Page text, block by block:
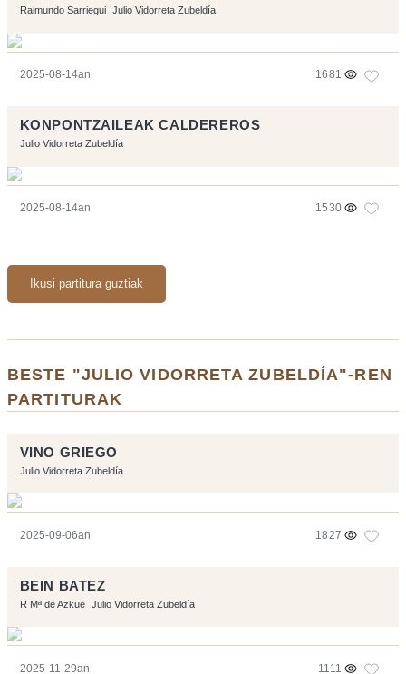
Raimundo Sarriegui Julio Vidorreta Zubeldía
2025-08-14an 1681
KONPONTZAILEAK CALDEREROS
Julio Vidorreta Zubeldía
2025-08-14an 1530
Ikusi partitura guztiak
BESTE "JULIO VIDORRETA ZUBELDÍA"-REN
PARTITURAK
VINO GRIEGO
Julio Vidorreta Zubeldía
2025-09-06an 1827
BEIN BATEZ
R Mª de Azkue Julio Vidorreta Zubeldía
2025-11-29an 1111